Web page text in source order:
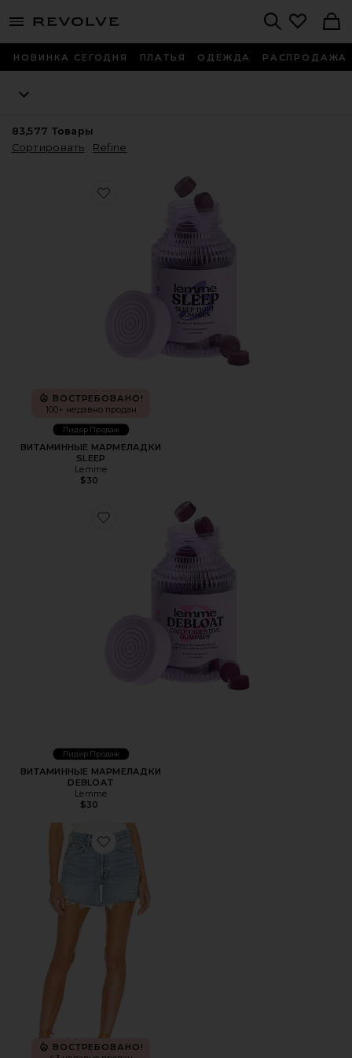
menu - shows more content
НОВИНКА СЕГОДНЯ ПЛАТЬЯ ОДЕЖДА РАСПРОДАЖА
83,577 Товары
Сортировать
Refine
Favorite ВИТАМИННЫЕ МАРМЕЛАДКИ SLEEP
ВОСТРЕБОВАНО!
100+ недавно продан
Лидер Продаж
ВИТАМИННЫЕ МАРМЕЛАДКИ
SLEEP
Lemme
$30
Favorite ВИТАМИННЫЕ МАРМЕЛАДКИ DEBLOAT
Лидер Продаж
ВИТАМИННЫЕ МАРМЕЛАДКИ
DEBLOAT
Lemme
$30
Favorite ШОРТЫ PARKER LONG
ВОСТРЕБОВАНО!